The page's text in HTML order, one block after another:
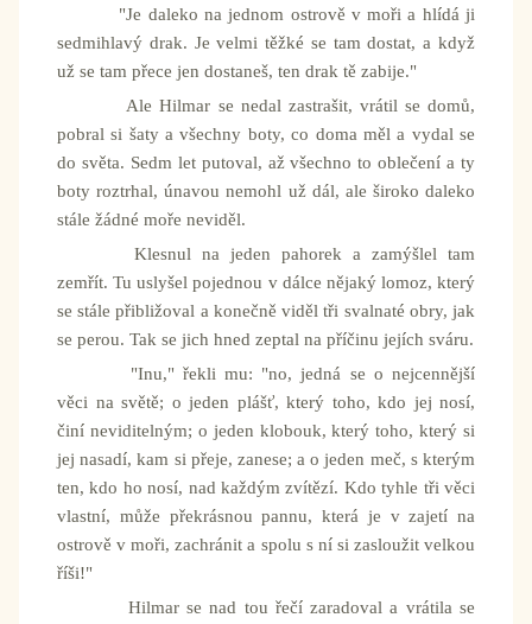
"Je daleko na jednom ostrově v moři a hlídá ji
sedmihlavý drak. Je velmi těžké se tam dostat, a když
už se tam přece jen dostaneš, ten drak tě zabije."
Ale Hilmar se nedal zastrašit, vrátil se domů,
pobral si šaty a všechny boty, co doma měl a vydal se
do světa. Sedm let putoval, až všechno to oblečení a ty
boty roztrhal, únavou nemohl už dál, ale široko daleko
stále žádné moře neviděl.
Klesnul na jeden pahorek a zamýšlel tam
zemřít. Tu uslyšel pojednou v dálce nějaký lomoz, který
se stále přibližoval a konečně viděl tři svalnaté obry, jak
se perou. Tak se jich hned zeptal na příčinu jejích sváru.
"Inu," řekli mu: "no, jedná se o nejcennější
věci na světě; o jeden plášť, který toho, kdo jej nosí,
činí neviditelným; o jeden klobouk, který toho, který si
jej nasadí, kam si přeje, zanese; a o jeden meč, s kterým
ten, kdo ho nosí, nad každým zvítězí. Kdo tyhle tři věci
vlastní, může překrásnou pannu, která je v zajetí na
ostrově v moři, zachránit a spolu s ní si zasloužit velkou
říši!"
Hilmar se nad tou řečí zaradoval a vrátila se